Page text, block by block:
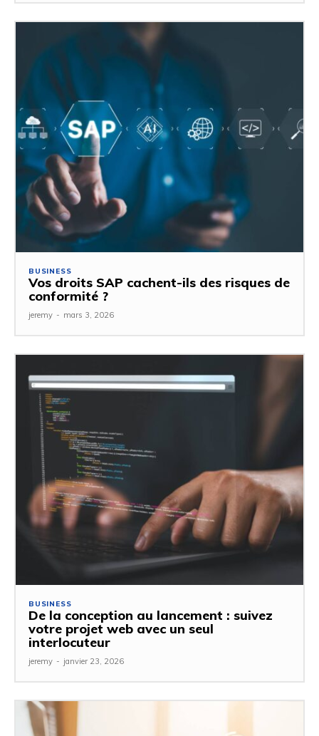
BUSINESS
Vos droits SAP cachent-ils des risques de
conformité ?
jeremy - mars 3, 2026
BUSINESS
De la conception au lancement : suivez
votre projet web avec un seul
interlocuteur
jeremy - janvier 23, 2026